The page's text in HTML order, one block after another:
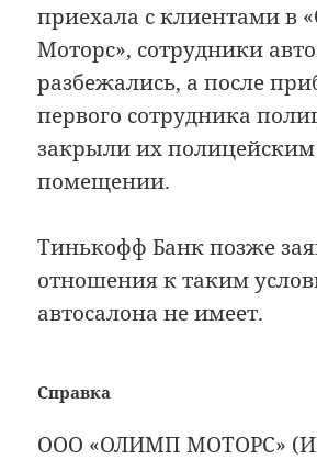
приехала с клиентами в
Моторс», сотрудники
разбежались, а после
первого сотрудника
закрыли их
помещении.
Тинькофф Банк позже
отношения к таким
автосалона не имеет.
Справка
ООО «ОЛИМП МОТОРС»